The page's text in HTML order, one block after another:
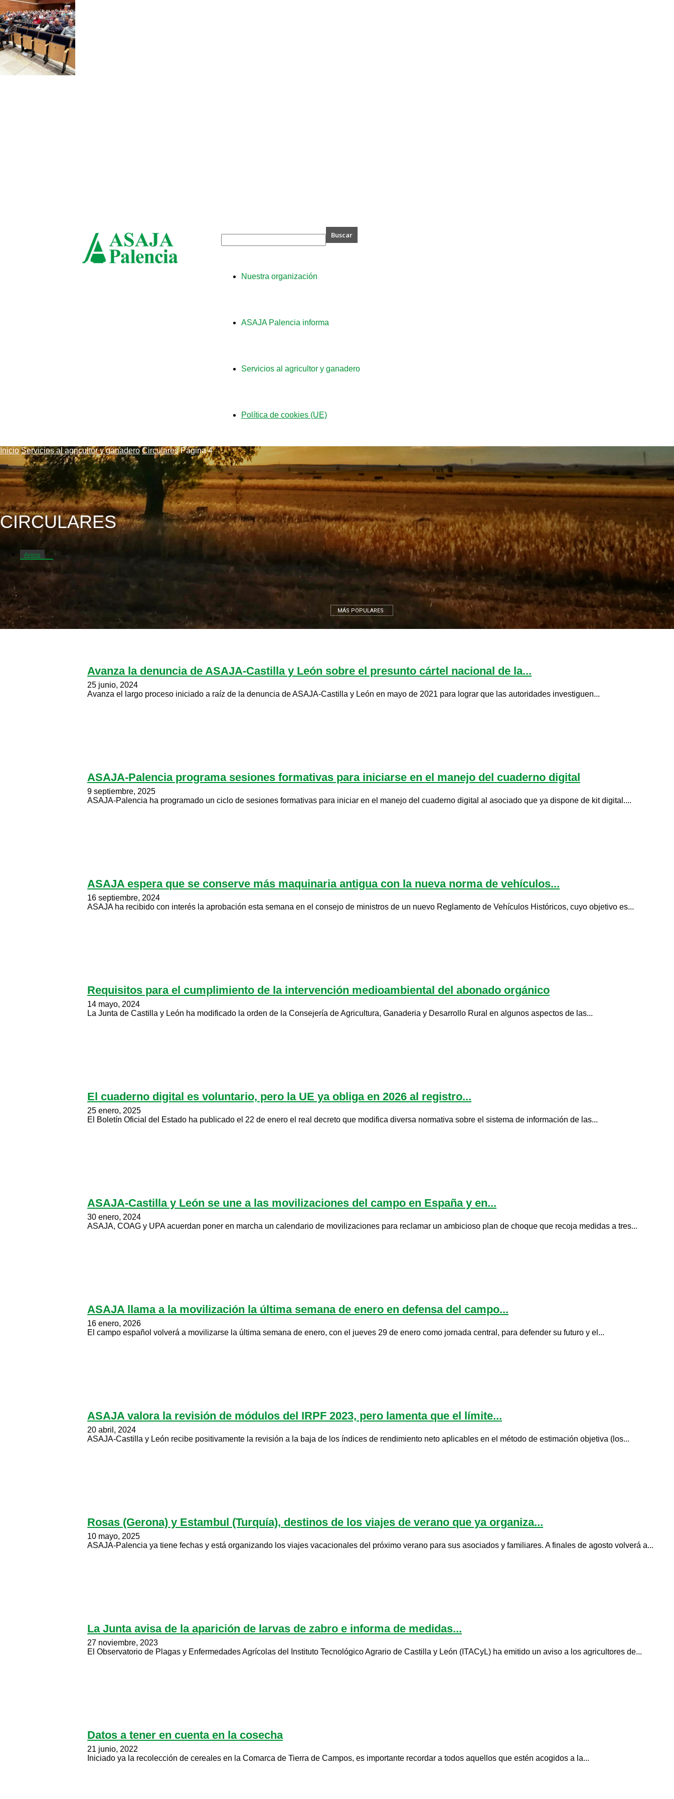
Nuestra organización
ASAJA Palencia informa
Servicios al agricultor y ganadero
Política de cookies (UE)
Inicio Servicios al agricultor y ganadero Circulares Página 4
CIRCULARES
Avisos
Circulares
Cursos y jornadas
Lonjas y mercados
Mercadillo
MÁS POPULARES
Avanza la denuncia de ASAJA-Castilla y León sobre el presunto cártel nacional de la...
25 junio, 2024
Avanza el largo proceso iniciado a raíz de la denuncia de ASAJA-Castilla y León en mayo de 2021 para lograr que las autoridades investiguen...
ASAJA-Palencia programa sesiones formativas para iniciarse en el manejo del cuaderno digital
9 septiembre, 2025
ASAJA-Palencia ha programado un ciclo de sesiones formativas para iniciar en el manejo del cuaderno digital al asociado que ya dispone de kit digital....
ASAJA espera que se conserve más maquinaria antigua con la nueva norma de vehículos...
16 septiembre, 2024
ASAJA ha recibido con interés la aprobación esta semana en el consejo de ministros de un nuevo Reglamento de Vehículos Históricos, cuyo objetivo es...
Requisitos para el cumplimiento de la intervención medioambiental del abonado orgánico
14 mayo, 2024
La Junta de Castilla y León ha modificado la orden de la Consejería de Agricultura, Ganaderia y Desarrollo Rural en algunos aspectos de las...
El cuaderno digital es voluntario, pero la UE ya obliga en 2026 al registro...
25 enero, 2025
El Boletín Oficial del Estado ha publicado el 22 de enero el real decreto que modifica diversa normativa sobre el sistema de información de las...
ASAJA-Castilla y León se une a las movilizaciones del campo en España y en...
30 enero, 2024
ASAJA, COAG y UPA acuerdan poner en marcha un calendario de movilizaciones para reclamar un ambicioso plan de choque que recoja medidas a tres...
ASAJA llama a la movilización la última semana de enero en defensa del campo...
16 enero, 2026
El campo español volverá a movilizarse la última semana de enero, con el jueves 29 de enero como jornada central, para defender su futuro y el...
ASAJA valora la revisión de módulos del IRPF 2023, pero lamenta que el límite...
20 abril, 2024
ASAJA-Castilla y León recibe positivamente la revisión a la baja de los índices de rendimiento neto aplicables en el método de estimación objetiva (los...
Rosas (Gerona) y Estambul (Turquía), destinos de los viajes de verano que ya organiza...
10 mayo, 2025
ASAJA-Palencia ya tiene fechas y está organizando los viajes vacacionales del próximo verano para sus asociados y familiares. A finales de agosto volverá a...
La Junta avisa de la aparición de larvas de zabro e informa de medidas...
27 noviembre, 2023
El Observatorio de Plagas y Enfermedades Agrícolas del Instituto Tecnológico Agrario de Castilla y León (ITACyL) ha emitido un aviso a los agricultores de...
Datos a tener en cuenta en la cosecha
21 junio, 2022
Iniciado ya la recolección de cereales en la Comarca de Tierra de Campos, es importante recordar a todos aquellos que estén acogidos a la...